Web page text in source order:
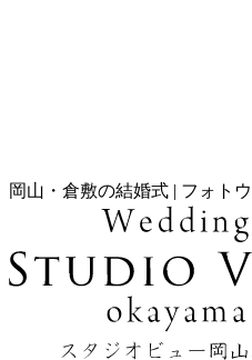
岡山・倉敷の結婚式 | フォト